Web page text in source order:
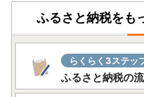
ふるさと納税をも
らくらく3ステッ
ふるさと納税の